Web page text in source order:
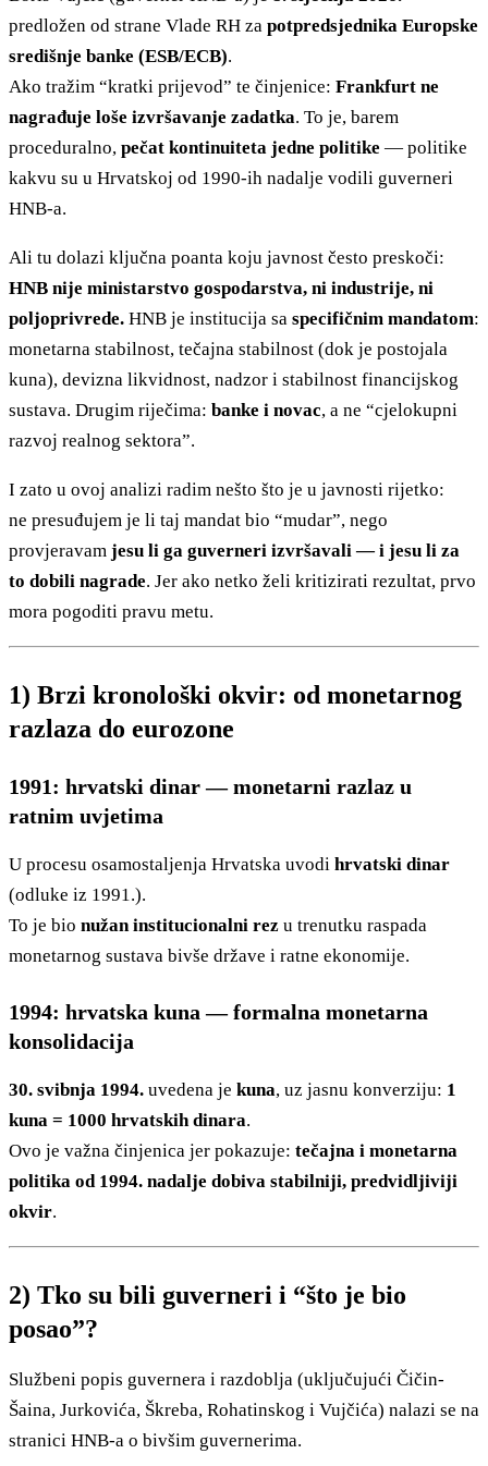
predložen od strane Vlade RH za potpredsjednika Europske
središnje banke (ESB/ECB).
Ako tražim “kratki prijevod” te činjenice: Frankfurt ne
nagrađuje loše izvršavanje zadatka. To je, barem
proceduralno, pečat kontinuiteta jedne politike — politike
kakvu su u Hrvatskoj od 1990-ih nadalje vodili guverneri
HNB-a.
Ali tu dolazi ključna poanta koju javnost često preskoči:
HNB nije ministarstvo gospodarstva, ni industrije, ni
poljoprivrede. HNB je institucija sa specifičnim mandatom:
monetarna stabilnost, tečajna stabilnost (dok je postojala
kuna), devizna likvidnost, nadzor i stabilnost financijskog
sustava. Drugim riječima: banke i novac, a ne “cjelokupni
razvoj realnog sektora”.
I zato u ovoj analizi radim nešto što je u javnosti rijetko:
ne presuđujem je li taj mandat bio “mudar”, nego
provjeravam jesu li ga guverneri izvršavali — i jesu li za
to dobili nagrade. Jer ako netko želi kritizirati rezultat, prvo
mora pogoditi pravu metu.
1) Brzi kronološki okvir: od monetarnog
razlaza do eurozone
1991: hrvatski dinar — monetarni razlaz u
ratnim uvjetima
U procesu osamostaljenja Hrvatska uvodi hrvatski dinar
(odluke iz 1991.).
To je bio nužan institucionalni rez u trenutku raspada
monetarnog sustava bivše države i ratne ekonomije.
1994: hrvatska kuna — formalna monetarna
konsolidacija
30. svibnja 1994. uvedena je kuna, uz jasnu konverziju: 1
kuna = 1000 hrvatskih dinara.
Ovo je važna činjenica jer pokazuje: tečajna i monetarna
politika od 1994. nadalje dobiva stabilniji, predvidljiviji
okvir.
2) Tko su bili guverneri i “što je bio
posao”?
Službeni popis guvernera i razdoblja (uključujući Čičin-
Šaina, Jurkovića, Škreba, Rohatinskog i Vujčića) nalazi se na
stranici HNB-a o bivšim guvernerima.